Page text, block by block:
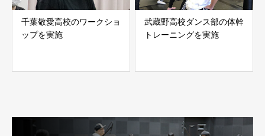
千葉敬愛高校のワークショ
ップを実施
武蔵野高校ダンス部の体幹
トレーニングを実施